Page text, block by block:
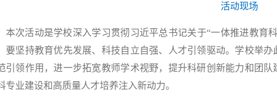
活动现场
本次活动是学校深入学习贯彻习近平总书记关于“一体推进教育
要坚持教育优先发展、科技自立自强、人才引领驱动。学校举
引领作用，进一步拓宽教师学术视野，提升科研创新能力和团
专业建设和高质量人才培养注入新动力。